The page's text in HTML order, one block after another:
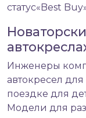
статус«Best
Инженеры
автокресел
поездке для
Модели для